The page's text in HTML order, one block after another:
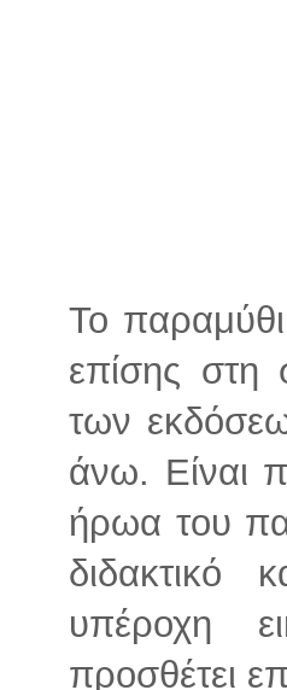
Το
επίσης στη
των
άνω. Είναι
ήρωα του
διδακτικό
υπέροχη
προσθέτει